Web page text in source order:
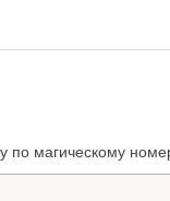
магическому